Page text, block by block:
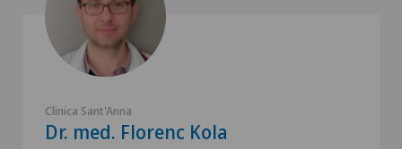
Clinica Sant'Anna
Dr. med. Florenc Kola